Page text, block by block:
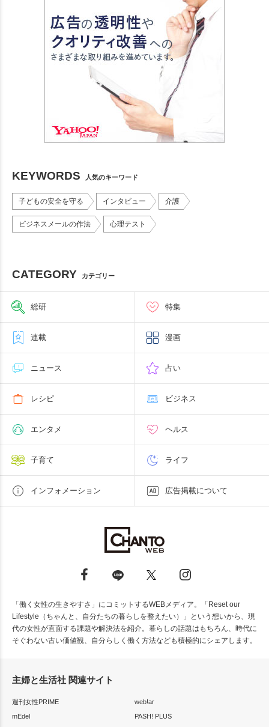
KEYWORDS 人気のキーワード
子どもの安全を守る インタビュー 介護
ビジネスメールの作法 心理テスト
CATEGORY カテゴリー
総研 特集
連載 漫画
ニュース 占い
レシピ ビジネス
エンタメ ヘルス
子育て ライフ
インフォメーション 広告掲載について
「働く女性の生きやすさ」にコミットするWEBメディア。「Reset our
Lifestyle（ちゃんと、自分たちの暮らしを整えたい）」という想いから、現
代の女性が直面する課題や解決法を紹介。暮らしの話題はもちろん、時代に
そぐわない古い価値観、自分らしく働く方法なども積極的にシェアします。
主婦と生活社 関連サイト
週刊女性PRIME
web!ar
mEdel
PASH! PLUS